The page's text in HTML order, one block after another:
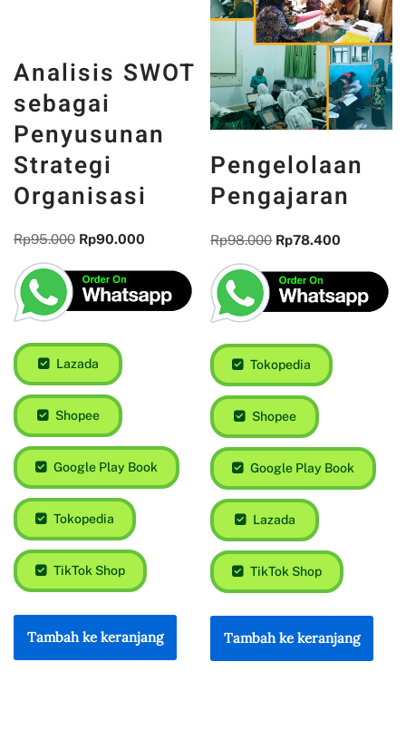
Analisis SWOT
sebagai
Penyusunan
Strategi
Organisasi
Lazada
Shopee
Google Play Book
TikTok Shop
Pengelolaan
Pengajaran
Rp98.000 Rp78.400
Tokopedia
Shopee
Google Play Book
Lazada
TikTok Shop
Tambah ke keranjang